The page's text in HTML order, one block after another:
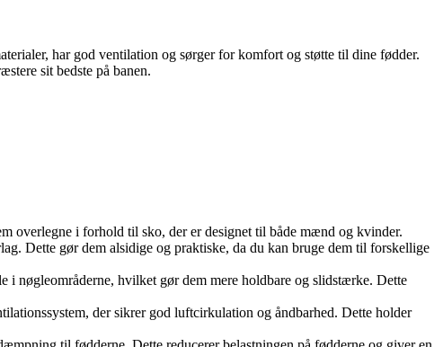
har god ventilation og sørger for komfort og støtte til dine fødder.
sit bedste på banen.
overlegne i forhold til sko, der er designet til både mænd og kvinder.
Dette gør dem alsidige og praktiske, da du kan bruge dem til forskellige
i nøgleområderne, hvilket gør dem mere holdbare og slidstærke. Dette
der sikrer god luftcirkulation og åndbarhed. Dette holder